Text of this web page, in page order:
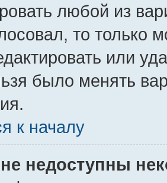
любой из
то только
или
было менять
к началу
недоступны